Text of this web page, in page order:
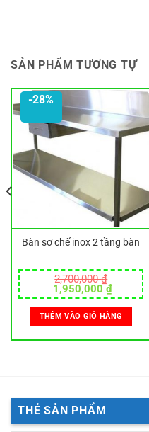
SẢN PHẨM TƯƠNG TỰ
-28%
Bàn sơ chế inox 2 tầng bàn
2,700,000₫
Giá
gốc
là:
2,700,000 ₫.
1,950,000 ₫Giá
hiện
tại
là:
THÊM VÀO GIỎ HÀNG
THẺ SẢN PHẨM